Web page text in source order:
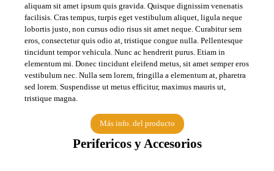
aliquam sit amet ipsum quis gravida. Quisque dignissim venenatis
facilisis. Cras tempus, turpis eget vestibulum aliquet, ligula neque
lobortis justo, non cursus odio risus sit amet neque. Curabitur sem
eros, consectetur quis odio at, tristique congue nulla. Pellentesque
tincidunt tempor vehicula. Nunc ac hendrerit purus. Etiam in
elementum mi. Donec tincidunt eleifend metus, sit amet semper eros
vestibulum nec. Nulla sem lorem, fringilla a elementum at, pharetra
sed lorem. Suspendisse ut metus efficitur, maximus mauris ut,
tristique magna.
Más info. del producto
Perifericos y Accesorios